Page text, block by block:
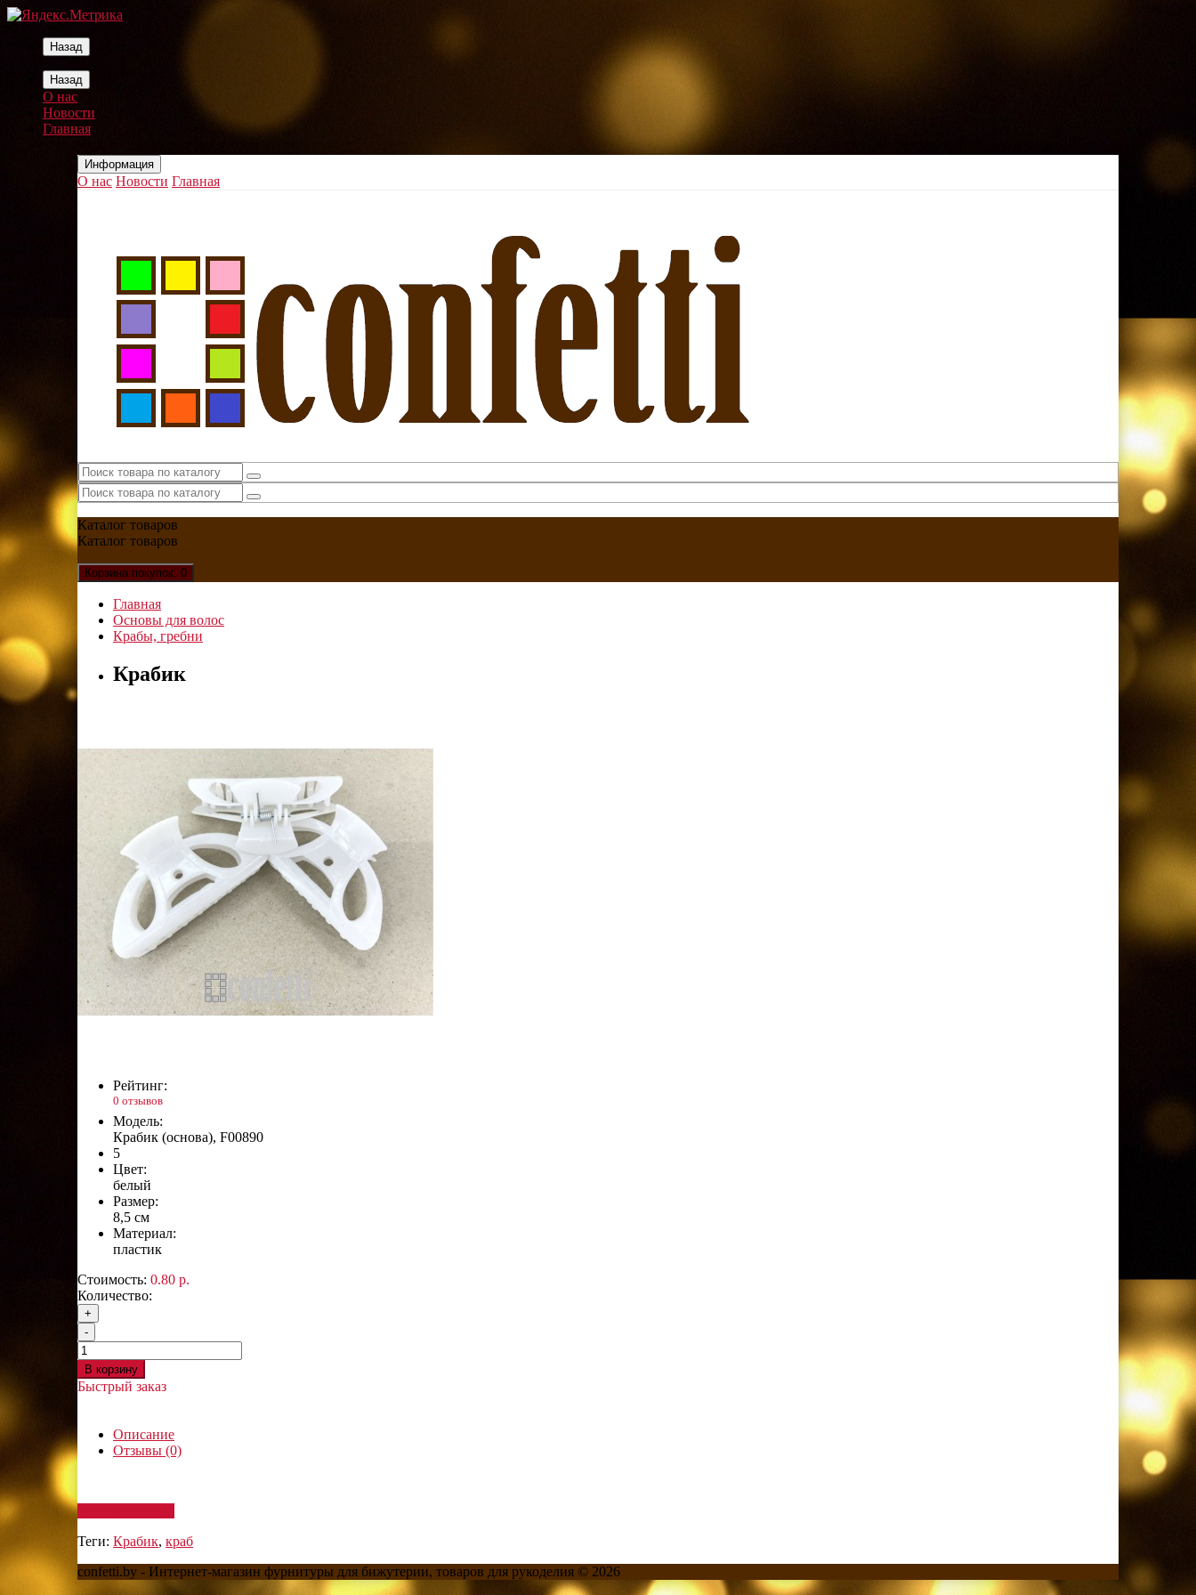
Назад
Назад
О нас
Новости
Главная
Информация
О нас Новости Главная
Каталог товаров
Каталог товаров
Корзина покупок: 0
Главная
Основы для волос
Крабы, гребни
Крабик
Рейтинг:
0 отзывов
Модель:
Крабик (основа), F00890
5
Цвет:
белый
Размер:
8,5 см
Материал:
пластик
Стоимость: 0.80 р.
Количество:
+
-
В корзину
Быстрый заказ
Описание
Отзывы (0)
Теги: Крабик, краб
confetti.by - Интернет-магазин фурнитуры для бижутерии, товаров для рукоделия © 2026